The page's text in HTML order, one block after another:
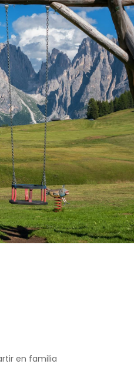
en familia